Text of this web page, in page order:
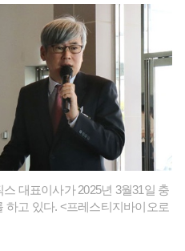
대표이사가 2025년 3월31일 충
하고 있다. <프레스티지바이오로